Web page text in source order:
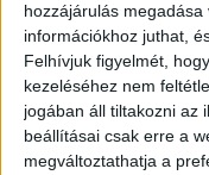
hozzájárulás
információkhoz juthat,
Felhívjuk figyelmét,
kezeléséhez nem
jogában áll tiltakozni az
beállításai csak erre a
megváltoztathatja a
A legtöbben csak
probléma.A
Pilisszentkereszt
a jegesedés miatt
egy baleset is